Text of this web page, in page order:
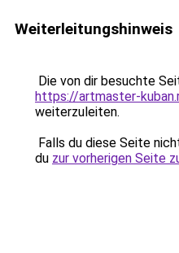
Weiterleitungshinweis
Die von dir besuchte
https://artmaster-
weiterzuleiten.
Falls du diese Seite
du zur vorherigen Seite